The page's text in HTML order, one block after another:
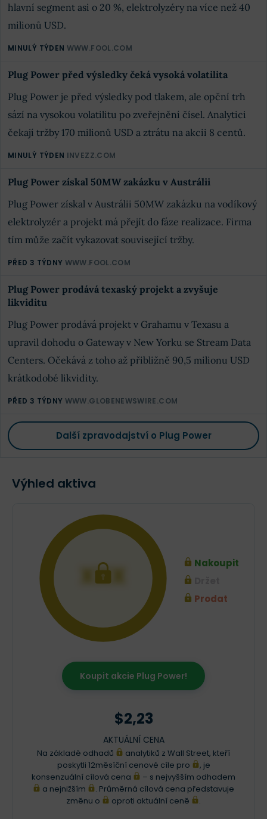
hlavní segment asi o 20 %, elektrolyzéry na více než 40
milionů USD.
MINULÝ TÝDEN WWW.FOOL.COM
Plug Power před výsledky čeká vysoká volatilita
Plug Power je před výsledky pod tlakem, ale opční trh
sází na vysokou volatilitu po zveřejnění čísel. Analytici
čekají tržby 170 milionů USD a ztrátu na akcii 8 centů.
MINULÝ TÝDEN INVEZZ.COM
Plug Power získal 50MW zakázku v Austrálii
Plug Power získal v Austrálii 50MW zakázku na vodíkový
elektrolyzér a projekt má přejít do fáze realizace. Firma
tím může začít vykazovat související tržby.
PŘED 3 TÝDNY WWW.FOOL.COM
Plug Power prodává texaský projekt a zvyšuje
likviditu
Plug Power prodává projekt v Grahamu v Texasu a
upravil dohodu o Gateway v New Yorku se Stream Data
Centers. Očekává z toho až přibližně 90,5 milionu USD
krátkodobé likvidity.
PŘED 3 TÝDNY WWW.GLOBENEWSWIRE.COM
Další zpravodajství o Plug Power
Výhled aktiva
XXX
Nakoupit
Prodat
Koupit akcie Plug Power!
$2,23
AKTUÁLNÍ CENA
Na základě odhadů
analytiků z Wall Street, kteří
poskytli 12měsíční cenové cíle pro
, je
konsenzuální cílová cena
– s nejvyšším odhadem
a nejnižším
. Průměrná cílová cena představuje
změnu o
oproti aktuální ceně .